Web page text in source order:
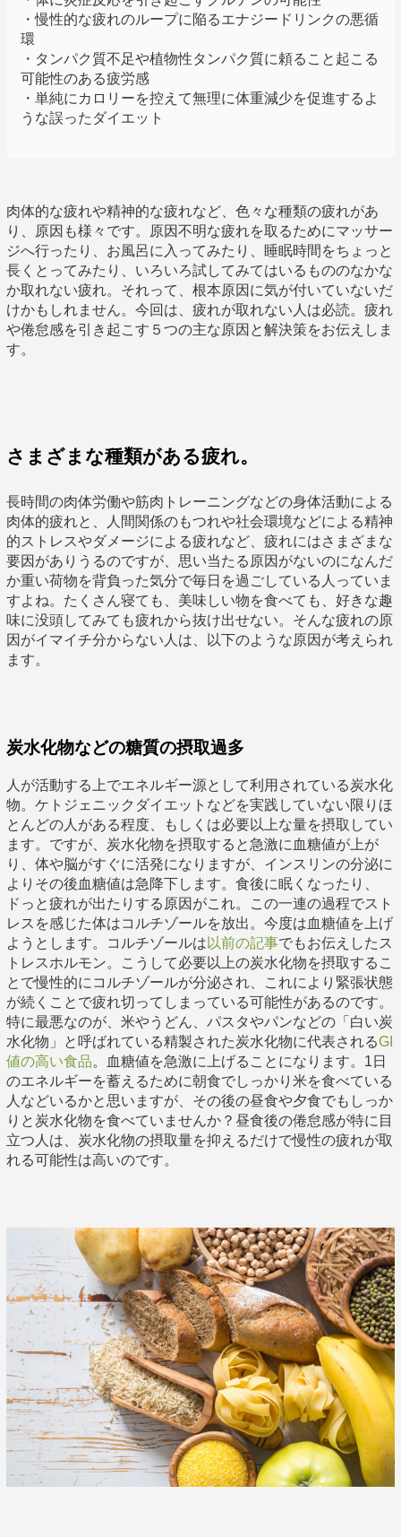
・慢性的な疲れのループに陥るエナジードリンクの悪循
環
・タンパク質不足や植物性タンパク質に頼ること起こる
可能性のある疲労感
・単純にカロリーを控えて無理に体重減少を促進するよ
うな誤ったダイエット
肉体的な疲れや精神的な疲れなど、色々な種類の疲れがあ
り、原因も様々です。原因不明な疲れを取るためにマッサー
ジへ行ったり、お風呂に入ってみたり、睡眠時間をちょっと
長くとってみたり、いろいろ試してみてはいるもののなかな
か取れない疲れ。それって、根本原因に気が付いていないだ
けかもしれません。今回は、疲れが取れない人は必読。疲れ
や倦怠感を引き起こす５つの主な原因と解決策をお伝えしま
す。
さまざまな種類がある疲れ。
長時間の肉体労働や筋肉トレーニングなどの身体活動による
肉体的疲れと、人間関係のもつれや社会環境などによる精神
的ストレスやダメージによる疲れなど、疲れにはさまざまな
要因がありうるのですが、思い当たる原因がないのになんだ
か重い荷物を背負った気分で毎日を過ごしている人っていま
すよね。たくさん寝ても、美味しい物を食べても、好きな趣
味に没頭してみても疲れから抜け出せない。そんな疲れの原
因がイマイチ分からない人は、以下のような原因が考えられ
ます。
炭水化物などの糖質の摂取過多
人が活動する上でエネルギー源として利用されている炭水化
物。ケトジェニックダイエットなどを実践していない限りほ
とんどの人がある程度、もしくは必要以上な量を摂取してい
ます。ですが、炭水化物を摂取すると急激に血糖値が上が
り、体や脳がすぐに活発になりますが、インスリンの分泌に
よりその後血糖値は急降下します。食後に眠くなったり、
ドっと疲れが出たりする原因がこれ。この一連の過程でスト
レスを感じた体はコルチゾールを放出。今度は血糖値を上げ
ようとします。コルチゾールは 以前の記事でもお伝えしたス
トレスホルモン。こうして必要以上の炭水化物を摂取するこ
とで慢性的にコルチゾールが分泌され、これにより緊張状態
が続くことで疲れ切ってしまっている可能性があるのです。
特に最悪なのが、米やうどん、パスタやパンなどの「白い炭
水化物」と呼ばれている精製された炭水化物に代表されるGI
値の高い食品。血糖値を急激に上げることになります。1日
のエネルギーを蓄えるために朝食でしっかり米を食べている
人などいるかと思いますが、その後の昼食や夕食でもしっか
りと炭水化物を食べていませんか？昼食後の倦怠感が特に目
立つ人は、炭水化物の摂取量を抑えるだけで慢性の疲れが取
れる可能性は高いのです。